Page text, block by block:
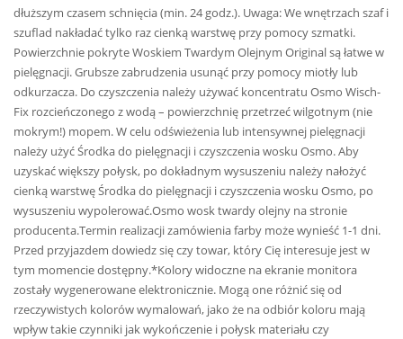
dłuższym czasem schnięcia (min. 24 godz.). Uwaga: We wnętrzach szaf i
szuflad nakładać tylko raz cienką warstwę przy pomocy szmatki.
Powierzchnie pokryte Woskiem Twardym Olejnym Original są łatwe w
pielęgnacji. Grubsze zabrudzenia usunąć przy pomocy miotły lub
odkurzacza. Do czyszczenia należy używać koncentratu Osmo Wisch-
Fix rozcieńczonego z wodą – powierzchnię przetrzeć wilgotnym (nie
mokrym!) mopem. W celu odświeżenia lub intensywnej pielęgnacji
należy użyć Środka do pielęgnacji i czyszczenia wosku Osmo. Aby
uzyskać większy połysk, po dokładnym wysuszeniu należy nałożyć
cienką warstwę Środka do pielęgnacji i czyszczenia wosku Osmo, po
wysuszeniu wypolerować.Osmo wosk twardy olejny na stronie
producenta.Termin realizacji zamówienia farby może wynieść 1-1 dni.
Przed przyjazdem dowiedz się czy towar, który Cię interesuje jest w
tym momencie dostępny.*Kolory widoczne na ekranie monitora
zostały wygenerowane elektronicznie. Mogą one różnić się od
rzeczywistych kolorów wymalowań, jako że na odbiór koloru mają
wpływ takie czynniki jak wykończenie i połysk materiału czy